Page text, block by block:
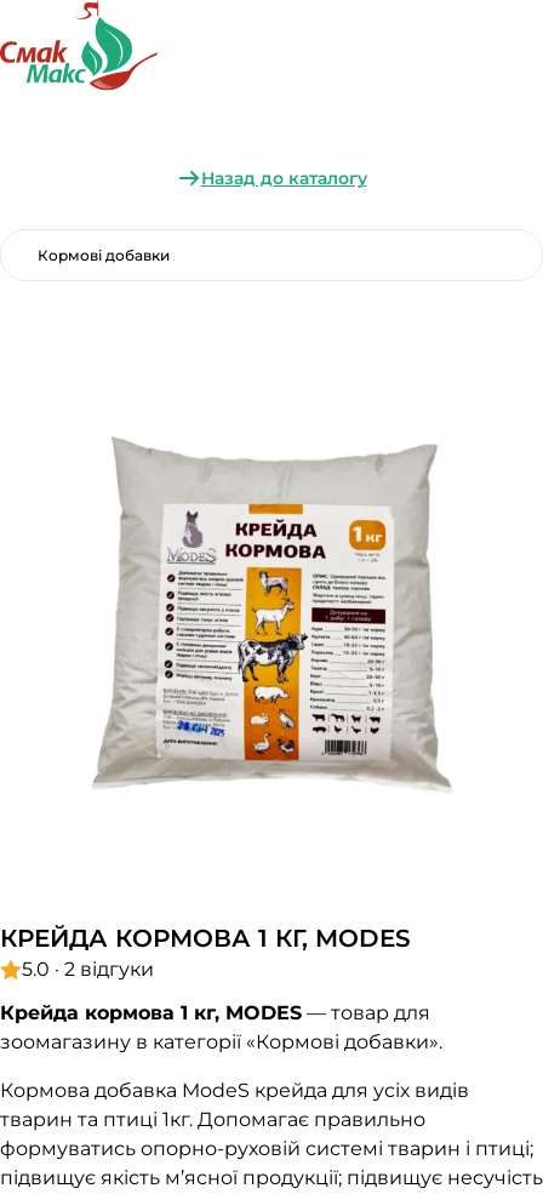
Назад до каталогу
Кормові добавки
КРЕЙДА КОРМОВА 1 КГ, MODES
5.0 · 2 відгуки
Крейда кормова 1 кг, MODES — товар для
зоомагазину в категорії «Кормові добавки».
Кормова добавка ModeS крейда для усіх видів
тварин та птиці 1кг. Допомагає правильно
формуватись опорно-руховій системі тварин і птиці;
підвищує якість м’ясної продукції; підвищує несучість